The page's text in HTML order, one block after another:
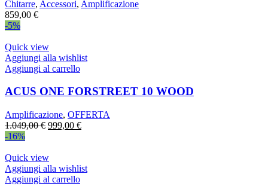
Chitarre, Accessori, Amplificazione
859,00 €
-5%
Quick view
Aggiungi alla wishlist
Aggiungi al carrello
ACUS ONE FORSTREET 10 WOOD
Amplificazione, OFFERTA
1.049,00€ Il
era:
1.049,00 €.
999,00 €Il
999,00 €.
-16%
Quick view
Aggiungi alla wishlist
Aggiungi al carrello